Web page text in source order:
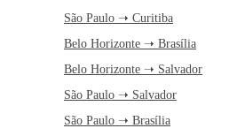
São Paulo ➝ Curitiba
Belo Horizonte ➝ Brasília
Belo Horizonte ➝ Salvador
São Paulo ➝ Salvador
São Paulo ➝ Brasília